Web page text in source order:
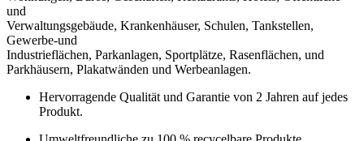
und
Verwaltungsgebäude, Krankenhäuser, Schulen, Tankstellen,
Gewerbe-und
Industrieflächen, Parkanlagen, Sportplätze, Rasenflächen, und
Parkhäusern, Plakatwänden und Werbeanlagen.
Hervorragende Qualität und Garantie von 2 Jahren auf jedes
Produkt.